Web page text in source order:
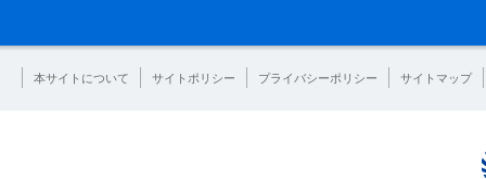
本サイトについて サイトポリシー プライバシーポリシー サイトマップ